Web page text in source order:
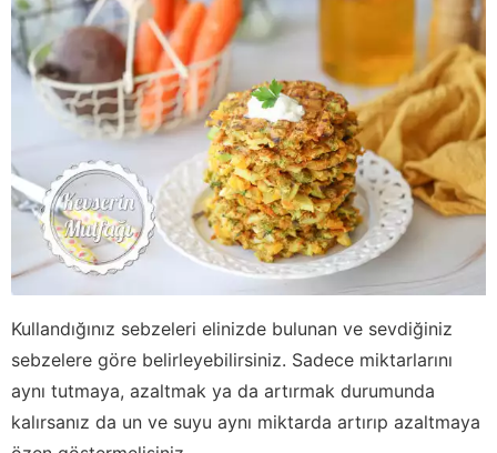
Kullandığınız sebzeleri elinizde bulunan ve sevdiğiniz
sebzelere göre belirleyebilirsiniz. Sadece miktarlarını
aynı tutmaya, azaltmak ya da artırmak durumunda
kalırsanız da un ve suyu aynı miktarda artırıp azaltmaya